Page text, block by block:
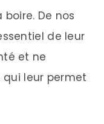
De nos
de leur
et ne
qui leur permet